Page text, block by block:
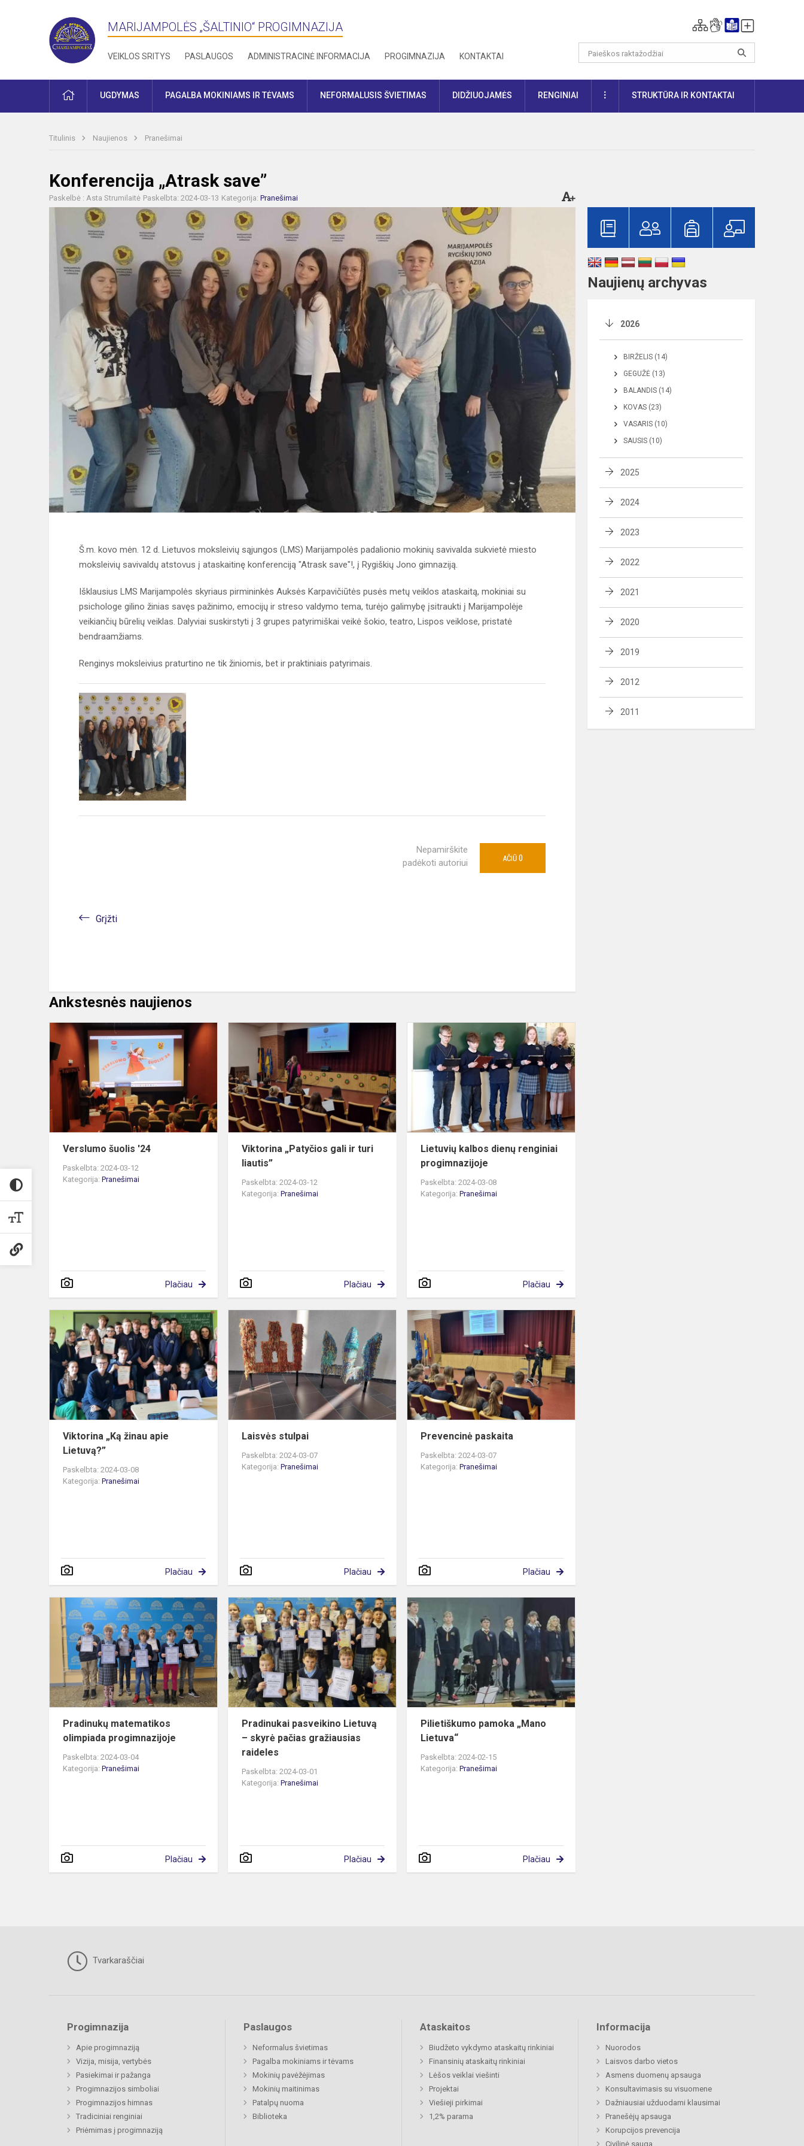
MARIJAMPOLĖS „ŠALTINIO“ PROGIMNAZIJA
VEIKLOS SRITYS PASLAUGOS ADMINISTRACINĖ INFORMACIJA PROGIMNAZIJA KONTAKTAI
PRADŽIAUGDYMAS PAGALBA MOKINIAMS IR TĖVAMS NEFORMALUSIS ŠVIETIMAS DIDŽIUOJAMĖS RENGINIAI DAUGIAUSTRUKTŪRA IR KONTAKTAI
Titulinis Naujienos Pranešimai
Konferencija „Atrask save”
Paskelbė : Asta Strumilaitė Paskelbta: 2024-03-13 Kategorija: Pranešimai
Š.m. kovo mėn. 12 d. Lietuvos moksleivių sąjungos (LMS) Marijampolės padalionio mokinių savivalda sukvietė miesto
moksleivių savivaldų atstovus į ataskaitinę konferenciją "Atrask save"!, į Rygiškių Jono gimnaziją.
Išklausius LMS Marijampolės skyriaus pirmininkės Auksės Karpavičiūtės pusės metų veiklos ataskaitą, mokiniai su
psichologe gilino žinias savęs pažinimo, emocijų ir streso valdymo tema, turėjo galimybę įsitraukti į Marijampolėje
veikiančių būrelių veiklas. Dalyviai suskirstyti į 3 grupes patyrimiškai veikė šokio, teatro, Lispos veiklose, pristatė
bendraamžiams.
Renginys moksleivius praturtino ne tik žiniomis, bet ir praktiniais patyrimais.
Nepamirškite
padėkoti autoriui
AČIŪ 0
Grįžti
Ankstesnės naujienos
Verslumo
Verslumo šuolis '24
Paskelbta: 2024-03-12
Kategorija: Pranešimai
Plačiau
„Patyčios
turi
Viktorina „Patyčios gali ir turi
liautis”
Paskelbta: 2024-03-12
Kategorija:Pranešimai
Plačiau
kalbos
dienų
Lietuvių kalbos dienų renginiai
progimnazijoje
Paskelbta: 2024-03-08
Kategorija:Pranešimai
Plačiau
Viktorina
„Ką
žinau
apie
Lietuvą?”
Viktorina „Ką žinau apie
Lietuvą?”
Paskelbta: 2024-03-08
Kategorija: Pranešimai
Plačiau
Laisvės
stulpai
Laisvės stulpai
Paskelbta: 2024-03-07
Kategorija:Pranešimai
Plačiau
Prevencinė
paskaita
Prevencinė paskaita
Paskelbta: 2024-03-07
Kategorija:Pranešimai
Plačiau
Pradinukų
matematikos
olimpiada
progimnazijoje
Pradinukų matematikos
olimpiada progimnazijoje
Paskelbta: 2024-03-04
Kategorija: Pranešimai
Plačiau
Pradinukai
pasveikino
Lietuvą
–
skyrė
pačias
gražiausias
ra...
Pradinukai pasveikino Lietuvą
– skyrė pačias gražiausias
raideles
Paskelbta: 2024-03-01
Kategorija:Pranešimai
Plačiau
pamoka
„Mano
Pilietiškumo pamoka „Mano
Lietuva“
Paskelbta: 2024-02-15
Kategorija:Pranešimai
Plačiau
Naujienų archyvas
2026
BIRŽELIS (14)
GEGUŽĖ (13)
BALANDIS (14)
KOVAS (23)
VASARIS (10)
SAUSIS (10)
2025
2024
2023
2022
2021
2020
2019
2012
2011
Tvarkaraščiai
Progimnazija
Apie progimnaziją
Vizija, misija, vertybės
Pasiekimai ir pažanga
Progimnazijos simboliai
Progimnazijos himnas
Tradiciniai renginiai
Priėmimas į progimnaziją
Paslaugos
Neformalus švietimas
Pagalba mokiniams ir tėvams
Mokinių pavėžėjimas
Mokinių maitinimas
Patalpų nuoma
Biblioteka
Ataskaitos
Biudžeto vykdymo ataskaitų rinkiniai
Finansinių ataskaitų rinkiniai
Lėšos veiklai viešinti
Projektai
Viešieji pirkimai
1,2% parama
Informacija
Nuorodos
Laisvos darbo vietos
Asmens duomenų apsauga
Konsultavimasis su visuomene
Dažniausiai užduodami klausimai
Pranešėjų apsauga
Korupcijos prevencija
Civilinė sauga